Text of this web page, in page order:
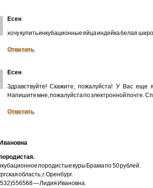
Есен
хочу купить инкубационные яйца индейка белая
Ответить
Есен
Здравствуйте! Скажите, пожалуйста! У Вас еще
Напишите мне, пожалуйста по электронной почте.
Ответить
породистые куры Брама по 50 рублей.
область, г. Оренбург.
— Лидия Ивановна.